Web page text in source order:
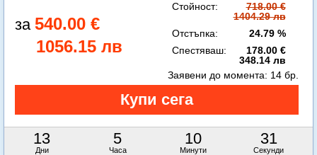
540.00 €
1056.15 лв
Стойност:
718.00 €
1404.29 лв
Отстъпка:
24.79 %
Спестяваш:
178.00 €
348.14 лв
13
Дни
5
Часа
10
Минути
30
Секунди
Заявени до момента: 14 бр.